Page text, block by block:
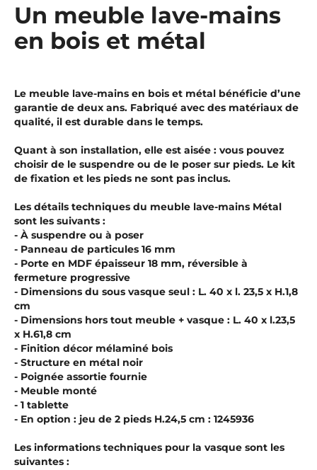
Un meuble lave-mains
en bois et métal
Le meuble lave-mains en bois et métal bénéficie d’une
garantie de deux ans. Fabriqué avec des matériaux de
qualité, il est durable dans le temps.
Quant à son installation, elle est aisée : vous pouvez
choisir de le suspendre ou de le poser sur pieds. Le kit
de fixation et les pieds ne sont pas inclus.
Les détails techniques du meuble lave-mains Métal
sont les suivants :
- À suspendre ou à poser
- Panneau de particules 16 mm
- Porte en MDF épaisseur 18 mm, réversible à
fermeture progressive
- Dimensions du sous vasque seul : L. 40 x l. 23,5 x H.1,8
cm
- Dimensions hors tout meuble + vasque : L. 40 x l.23,5
x H.61,8 cm
- Finition décor mélaminé bois
- Structure en métal noir
- Poignée assortie fournie
- Meuble monté
- 1 tablette
- En option : jeu de 2 pieds H.24,5 cm : 1245936
Les informations techniques pour la vasque sont les
suivantes :